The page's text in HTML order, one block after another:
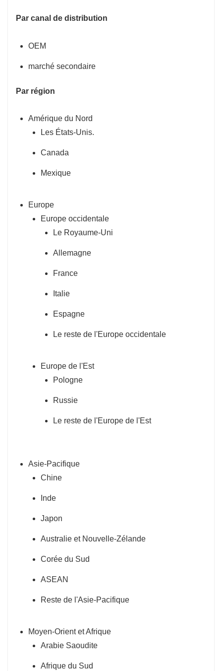
Par canal de distribution
OEM
marché secondaire
Par région
Amérique du Nord
Les États-Unis.
Canada
Mexique
Europe
Europe occidentale
Le Royaume-Uni
Allemagne
France
Italie
Espagne
Le reste de l'Europe occidentale
Europe de l'Est
Pologne
Russie
Le reste de l'Europe de l'Est
Asie-Pacifique
Chine
Inde
Japon
Australie et Nouvelle-Zélande
Corée du Sud
ASEAN
Reste de l'Asie-Pacifique
Moyen-Orient et Afrique
Arabie Saoudite
Afrique du Sud